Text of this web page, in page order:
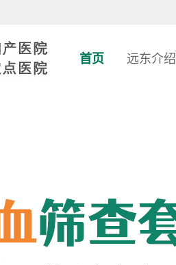
首页 远东介绍